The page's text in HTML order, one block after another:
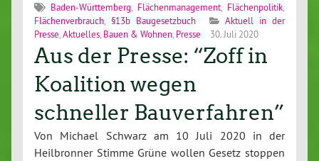
Baden-Württemberg Flächenmanagement Flächenpolitik
Flächenverbrauch ,§13b Baugesetzbuch
Aktuell in der
Presse Aktuelles Bauen & Wohnen Presse 30. Juli 2020
Aus der Presse: “Zoff in
Koalition wegen
schneller Bauverfahren”
Von Michael Schwarz am 10 Juli 2020 in der
Heilbronner Stimme Grüne wollen Gesetz stoppen